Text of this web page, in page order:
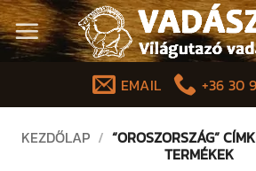
Skip
to
content
EMAIL
+36 30
KEZDŐLAP / “OROSZORSZÁG”
TERMÉKEK